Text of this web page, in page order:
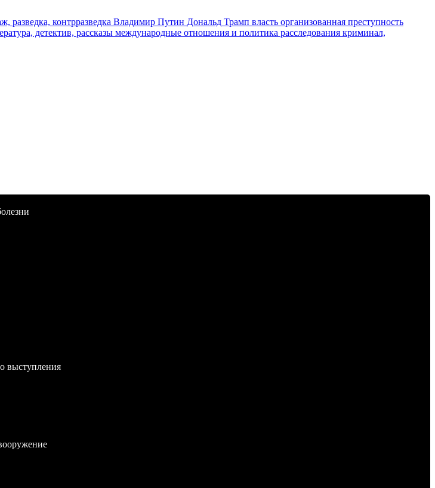
разведка, контрразведка Владимир Путин Дональд Трамп власть организованная преступность
детектив, рассказы международные отношения и политика расследования криминал,
выступления